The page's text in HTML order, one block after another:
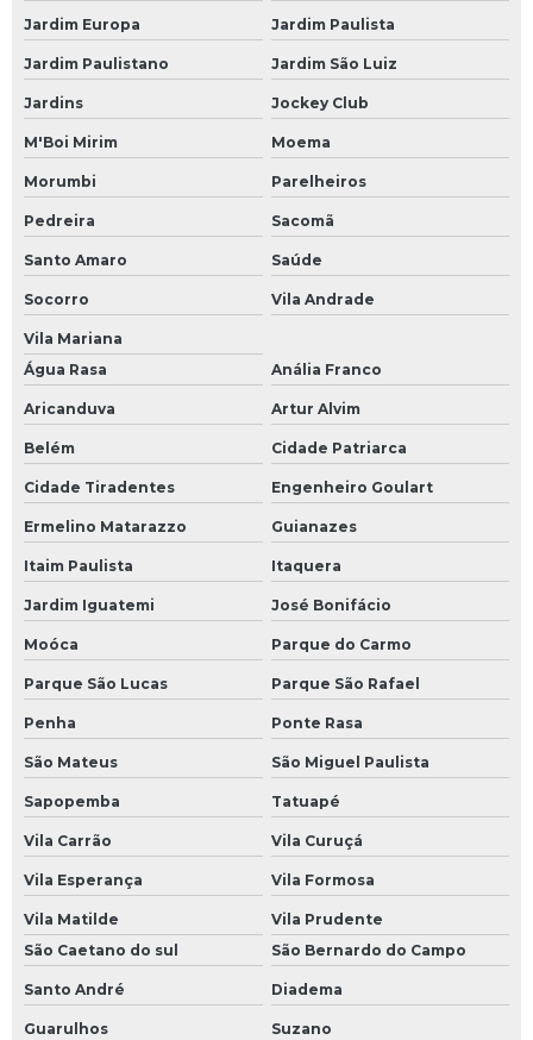
Jardim Europa Jardim Paulista
Jardim Paulistano Jardim São Luiz
Jardins Jockey Club
M'Boi Mirim Moema
Morumbi Parelheiros
Pedreira Sacomã
Santo Amaro Saúde
Socorro Vila Andrade
Vila Mariana
Água Rasa
Anália Franco
Aricanduva Artur Alvim
Belém Cidade Patriarca
Cidade Tiradentes Engenheiro Goulart
Ermelino Matarazzo Guianazes
Itaim Paulista Itaquera
Jardim Iguatemi José Bonifácio
Moóca Parque do Carmo
Parque São Lucas Parque São Rafael
Penha Ponte Rasa
São Mateus São Miguel Paulista
Sapopemba Tatuapé
Vila Carrão Vila Curuçá
Vila Esperança Vila Formosa
Vila Matilde
Vila Prudente
São Caetano do sul
São Bernardo do Campo
Santo André Diadema
Guarulhos Suzano